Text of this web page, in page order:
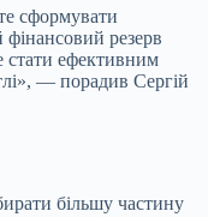
сформувати
резерв
стати ефективним
— порадив Сергій
більшу частину